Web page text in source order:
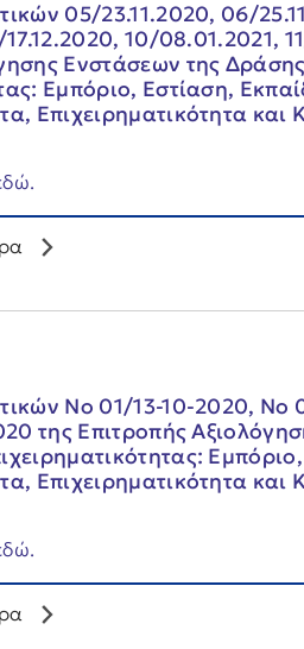
05/23.11.2020, 06/
10/08.01.2021,
Ενστάσεων της
Εμπόριο, Εστίαση,
Επιχειρηματικότητα
Νο 01/13-10-2020,
της Επιτροπής
Επιχειρηματικότητα